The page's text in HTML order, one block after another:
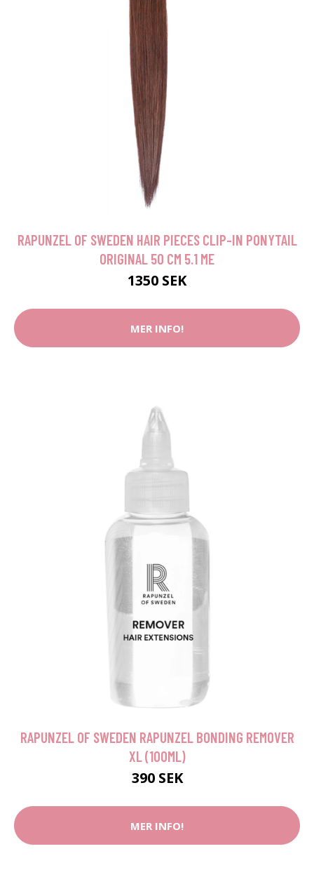
RAPUNZEL OF SWEDEN HAIR PIECES CLIP-IN PONYTAIL
ORIGINAL 50 CM 5.1 ME
1350 SEK
MER INFO!
RAPUNZEL OF SWEDEN RAPUNZEL BONDING REMOVER
XL (100ML)
390 SEK
MER INFO!